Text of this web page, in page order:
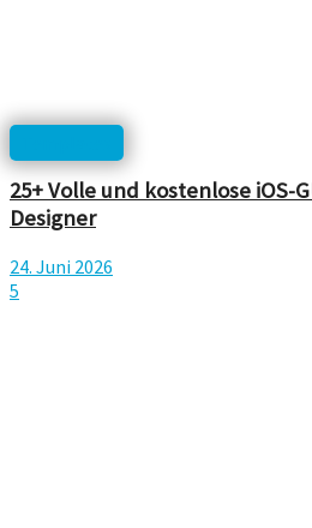
25+ Volle und kostenlose iOS-
Designer
24. Juni 2026
5